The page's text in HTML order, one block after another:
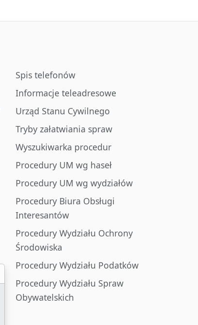
Spis telefonów
Informacje teleadresowe
Urząd Stanu Cywilnego
Tryby załatwiania spraw
Wyszukiwarka procedur
Procedury UM wg haseł
Procedury UM wg wydziałów
Procedury Biura Obsługi
Interesantów
Procedury Wydziału Ochrony
Środowiska
Procedury Wydziału Podatków
Procedury Wydziału Spraw
Obywatelskich